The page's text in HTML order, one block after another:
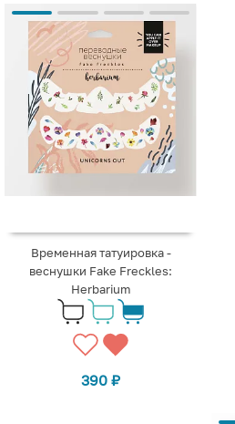
Временная татуировка -
веснушки Fake Freckles:
Herbarium
390 ₽